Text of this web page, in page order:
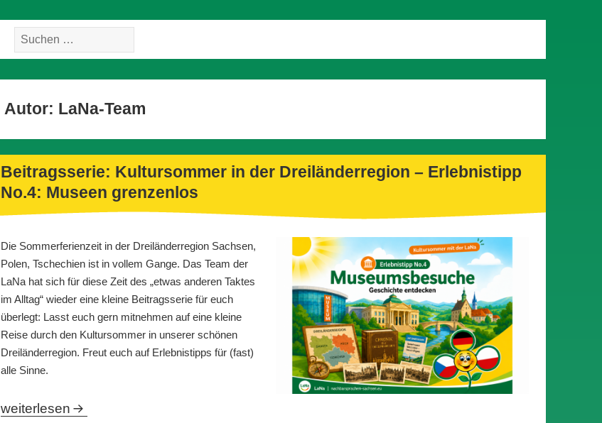
Suche
nach:
Autor: LaNa-Team
Beitragsserie: Kultursommer in der Dreiländerregion – Erlebnistipp
No.4: Museen grenzenlos
Die Sommerferienzeit in der Dreiländerregion Sachsen,
Polen, Tschechien ist in vollem Gange. Das Team der
LaNa hat sich für diese Zeit des „etwas anderen Taktes
im Alltag“ wieder eine kleine Beitragsserie für euch
überlegt: Lasst euch gern mitnehmen auf eine kleine
Reise durch den Kultursommer in unserer schönen
Dreiländerregion. Freut euch auf Erlebnistipps für (fast)
alle Sinne.
Beitragsserie: Kultursommer in der Dreiländerregion – Erlebnistipp No.4: Museen grenzenlos
weiterlesen